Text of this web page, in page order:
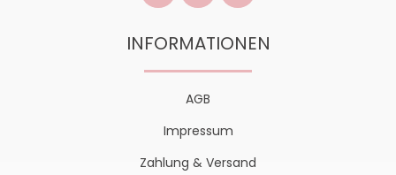
INFORMATIONEN
AGB
Impressum
Zahlung & Versand